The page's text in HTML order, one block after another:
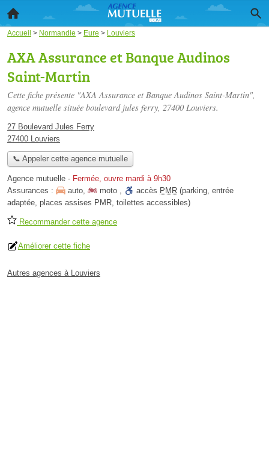
Accueil > Normandie > Eure > Louviers
AXA Assurance et Banque Audinos
Saint-Martin
Cette fiche présente "AXA Assurance et Banque Audinos Saint-Martin",
agence mutuelle située boulevard jules ferry, 27400 Louviers.
27 Boulevard Jules Ferry
27400 Louviers
📞 Appeler cette agence mutuelle
Agence mutuelle - Fermée, ouvre mardi à 9h30
Assurances :
auto, moto , accès PMR (parking, entrée
adaptée, places assises PMR, toilettes accessibles)
Recommander cette agence
Améliorer cette fiche
Autres agences à Louviers